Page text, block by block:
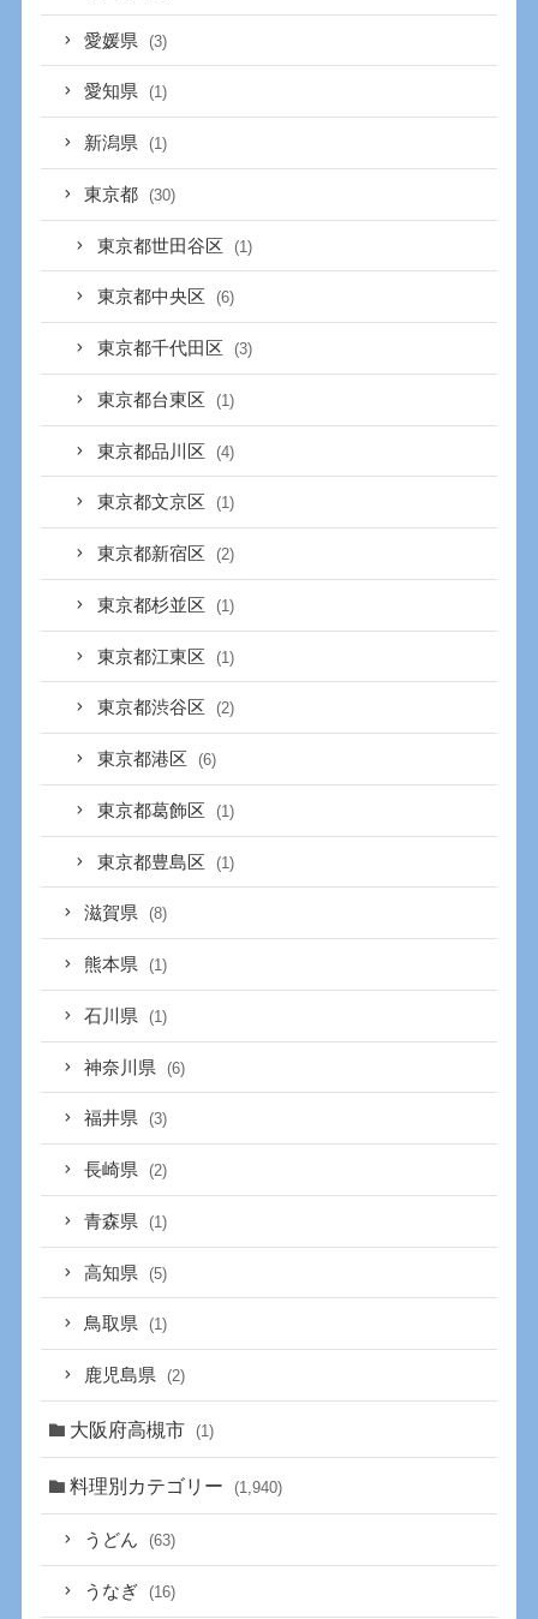
愛媛県 (3)
愛知県 (1)
新潟県 (1)
東京都 (30)
東京都世田谷区 (1)
東京都中央区 (6)
東京都千代田区 (3)
東京都台東区 (1)
東京都品川区 (4)
東京都文京区 (1)
東京都新宿区 (2)
東京都杉並区 (1)
東京都江東区 (1)
東京都渋谷区 (2)
東京都港区 (6)
東京都葛飾区 (1)
東京都豊島区 (1)
滋賀県 (8)
熊本県 (1)
石川県 (1)
神奈川県 (6)
福井県 (3)
長崎県 (2)
青森県 (1)
高知県 (5)
鳥取県 (1)
鹿児島県 (2)
大阪府高槻市 (1)
料理別カテゴリー (1,940)
うどん (63)
うなぎ (16)